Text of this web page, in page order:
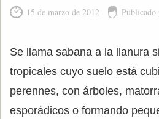
15 de marzo de 2012
Se llama sabana a la llanura
tropicales cuyo suelo está
perennes, con árboles,
esporádicos o formando